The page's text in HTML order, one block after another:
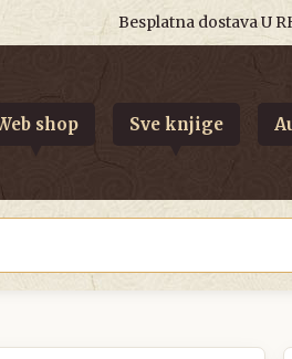
Besplatna dostava U
shop Sve knjige